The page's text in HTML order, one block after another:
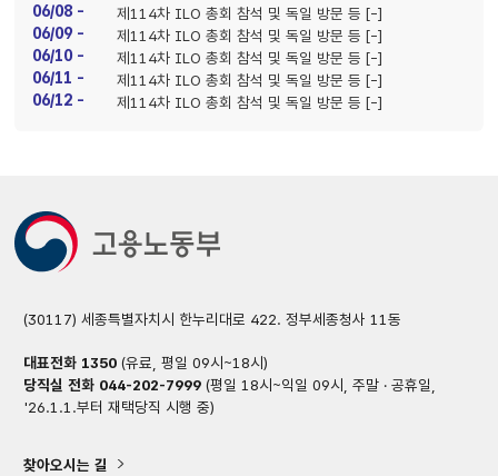
06/08 - 제114차 ILO 총회 참석 및 독일 방문 등 [-]
06/09 - 제114차 ILO 총회 참석 및 독일 방문 등 [-]
06/10 - 제114차 ILO 총회 참석 및 독일 방문 등 [-]
06/11 - 제114차 ILO 총회 참석 및 독일 방문 등 [-]
06/12 - 제114차 ILO 총회 참석 및 독일 방문 등 [-]
(30117) 세종특별자치시 한누리대로 422. 정부세종청사 11동
대표전화 1350(유료, 평일 09시~18시)
당직실 전화 044-202-7999(평일 18시~익일 09시, 주말 · 공휴일,
'26.1.1.부터 재택당직 시행 중)
찾아오시는 길